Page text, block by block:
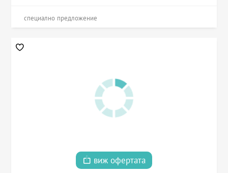
специално предложение
виж офертата